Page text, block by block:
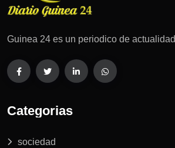
Guinea 24 es un periodico de actualidad
Categorias
sociedad